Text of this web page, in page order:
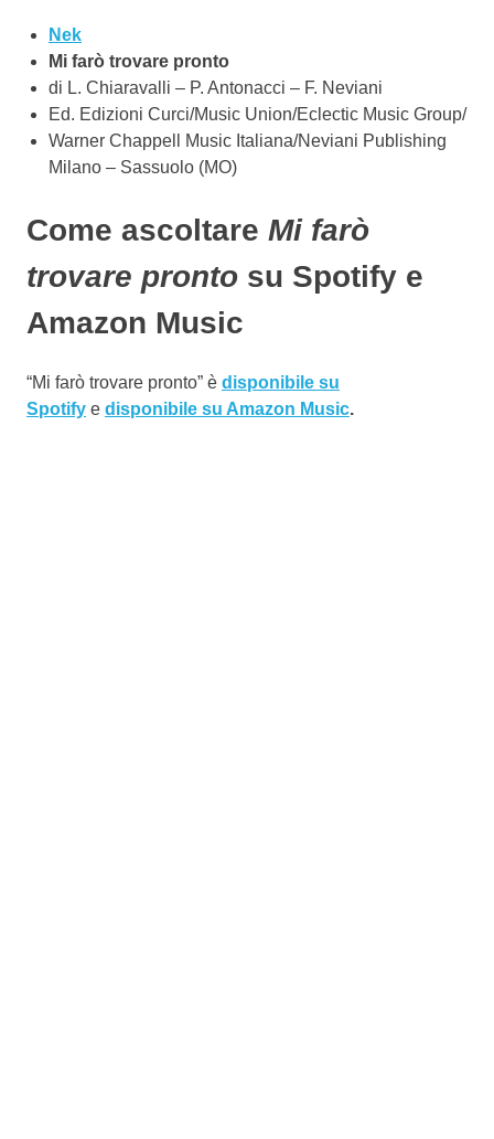
Nek
Mi farò trovare pronto
di L. Chiaravalli – P. Antonacci – F. Neviani
Ed. Edizioni Curci/Music Union/Eclectic Music Group/
Warner Chappell Music Italiana/Neviani Publishing
Milano – Sassuolo (MO)
Come ascoltare Mi farò
trovare pronto su Spotify e
Amazon Music
“Mi farò trovare pronto” è disponibile su
Spotify e disponibile su Amazon Music.